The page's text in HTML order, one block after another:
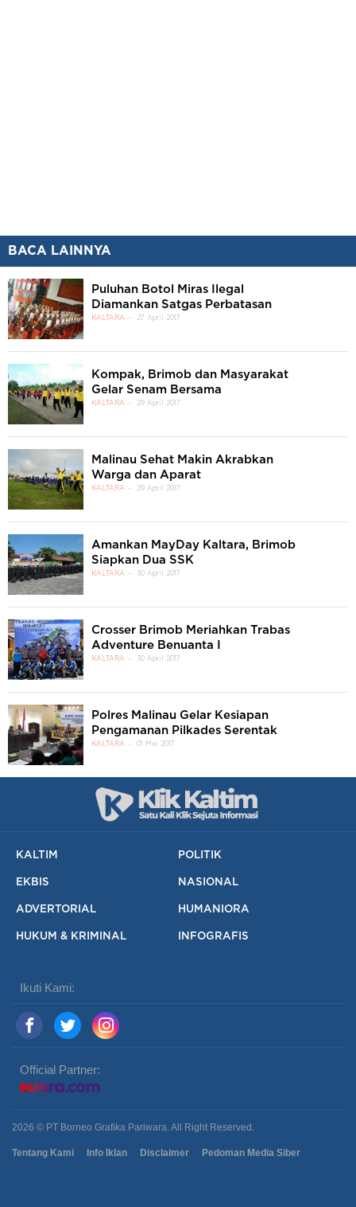
BACA LAINNYA
Puluhan Botol Miras Ilegal
Diamankan Satgas Perbatasan
KALTARA 27 April 2017
Kompak, Brimob dan Masyarakat
Gelar Senam Bersama
KALTARA 29 April 2017
Malinau Sehat Makin Akrabkan
Warga dan Aparat
KALTARA 29 April 2017
Amankan MayDay Kaltara, Brimob
Siapkan Dua SSK
KALTARA 30 April 2017
Crosser Brimob Meriahkan Trabas
Adventure Benuanta I
KALTARA 30 April 2017
Polres Malinau Gelar Kesiapan
Pengamanan Pilkades Serentak
KALTARA 01 Mei 2017
KALTIM POLITIK
EKBIS NASIONAL
ADVERTORIAL HUMANIORA
HUKUM & KRIMINAL INFOGRAFIS
Ikuti Kami:
Official Partner:
2026 © PT Borneo Grafika Pariwara. All Right Reserved.
Tentang Kami Info Iklan Disclaimer Pedoman Media Siber